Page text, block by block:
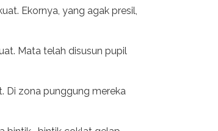
Ekornya, yang agak presil,
Mata telah disusun pupil
Di zona punggung mereka